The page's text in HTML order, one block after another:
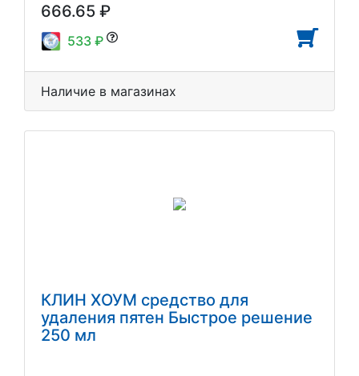
666.65 ₽
533 ₽
Наличие в магазинах
КЛИН ХОУМ средство для
удаления пятен Быстрое решение
250 мл